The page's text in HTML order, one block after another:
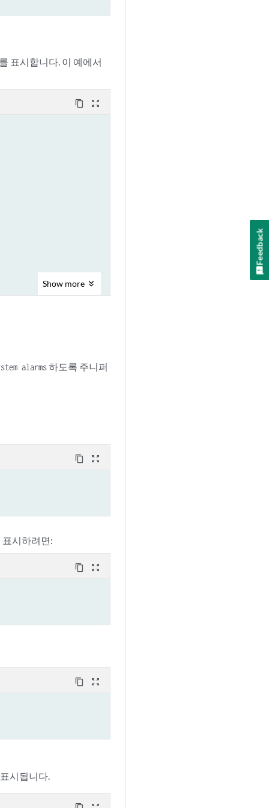
표시합니다. 이 예에서
content_copy zoom_out_map
version
as address known issues within our currently installed firmware
be available.
Show more
alarms하도록 주니퍼
content_copy zoom_out_map
시하려면:
content_copy zoom_out_map
content_copy zoom_out_map
시됩니다.
Feedback